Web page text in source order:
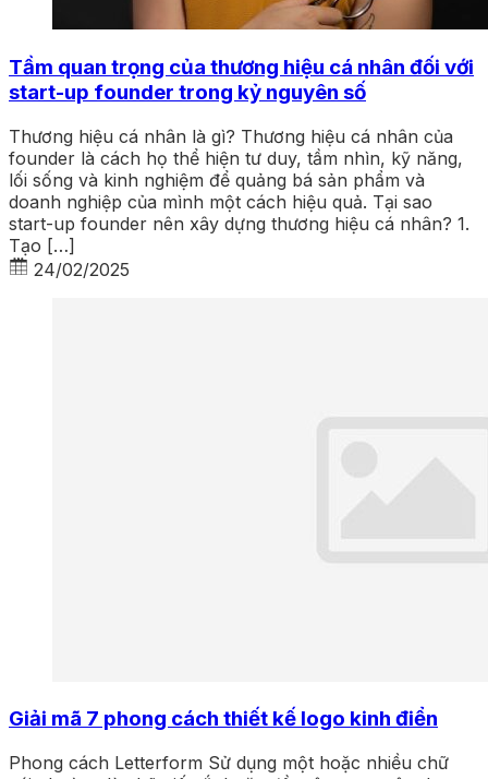
Tầm quan trọng của thương hiệu cá nhân đối với
start-up founder trong kỷ nguyên số
Thương hiệu cá nhân là gì? Thương hiệu cá nhân của
founder là cách họ thể hiện tư duy, tầm nhìn, kỹ năng,
lối sống và kinh nghiệm để quảng bá sản phẩm và
doanh nghiệp của mình một cách hiệu quả. Tại sao
start-up founder nên xây dựng thương hiệu cá nhân? 1.
Tạo […]
24/02/2025
Giải mã 7 phong cách thiết kế logo kinh điển
Phong cách Letterform Sử dụng một hoặc nhiều chữ